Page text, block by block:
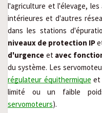
l'agriculture et l'élevage,
intérieures et d'autres
dans les stations
niveaux de protection IP
d'urgence et avec
régulateur équithermique et
limité ou un faible
servomoteurs).